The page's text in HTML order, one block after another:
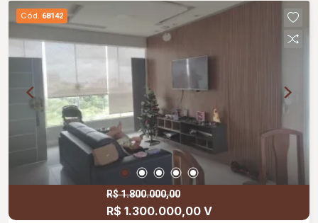
porcelanato, - Luminárias instaladas, - Escada
com guarda corpo de vidro, - Paisagismo com
ampla área de lazer, - Água, luz e gás
funcionando.
Cód. 68142
R$ 1.800.000,00
R$ 1.300.000,00 V